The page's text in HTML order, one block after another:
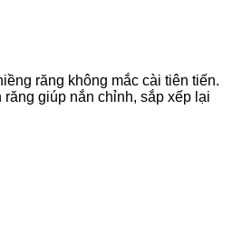
răng không mắc cài tiên tiến.
giúp nắn chỉnh, sắp xếp lại